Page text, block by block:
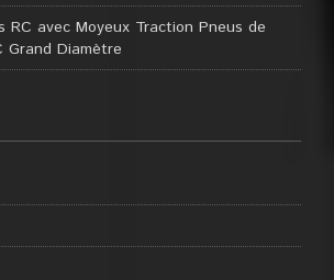
RC avec Moyeux Traction Pneus de
Grand Diamètre